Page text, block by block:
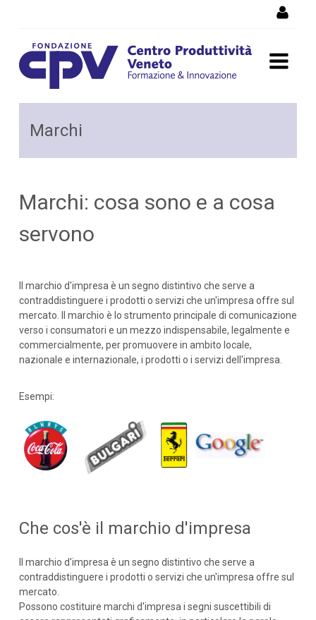
Marchi: cosa sono e a cosa
servono
Marchi
Marchi: cosa sono e a cosa
servono
Il marchio d'impresa è un segno distintivo che serve a
contraddistinguere i prodotti o servizi che un'impresa offre sul
mercato. Il marchio è lo strumento principale di comunicazione
verso i consumatori e un mezzo indispensabile, legalmente e
commercialmente, per promuovere in ambito locale,
nazionale e internazionale, i prodotti o i servizi dell'impresa.
Esempi:
Che cos'è il marchio d'impresa
Il marchio d'impresa è un segno distintivo che serve a
contraddistinguere i prodotti o servizi che un'impresa offre sul
mercato.
Possono costituire marchi d'impresa i segni suscettibili di